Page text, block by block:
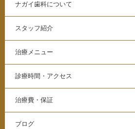
ナガイ歯科について
スタッフ紹介
治療メニュー
診療時間・アクセス
治療費・保証
ブログ